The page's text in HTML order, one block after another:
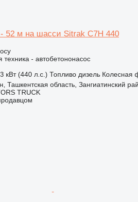
52 м на шасси Sitrak C7H 440
техника - автобетононасос
кВт (440 л.с.) Топливо дизель Колесная
Ташкентская область, Зангиатинский
TRUCK